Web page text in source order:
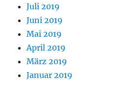
Juli 2019
Juni 2019
Mai 2019
April 2019
März 2019
Januar 2019